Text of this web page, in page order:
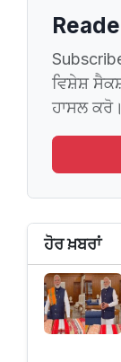
ਵਿਸ਼ੇਸ਼
ਹਾਸਲ ਕਰੋ।
ਹੋਰ ਖ਼ਬਰਾਂ